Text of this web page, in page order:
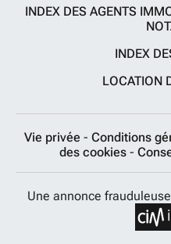
INDEX DES AGENTS
INDEX
LOCATION
Vie privée - Conditions
des cookies -
Une annonce